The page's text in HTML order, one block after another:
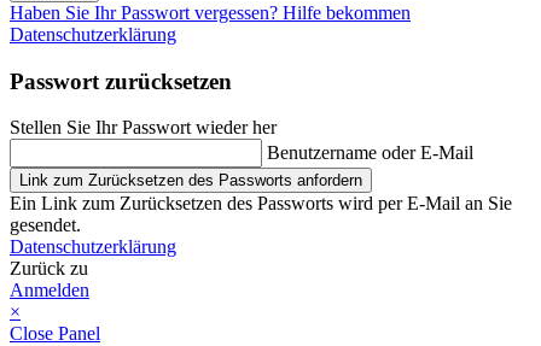
Haben Sie Ihr Passwort vergessen? Hilfe bekommen
Datenschutzerklärung
Passwort zurücksetzen
Stellen Sie Ihr Passwort wieder her
Benutzername oder E-Mail
Link zum Zurücksetzen des Passworts anfordern
Ein Link zum Zurücksetzen des Passworts wird per E-Mail an Sie
gesendet.
Datenschutzerklärung
Zurück zu
Anmelden
×
Close Panel